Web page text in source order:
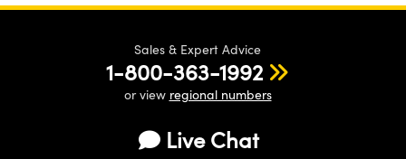
Sales & Expert Advice
1-800-363-1992
or view regional numbers
Live Chat